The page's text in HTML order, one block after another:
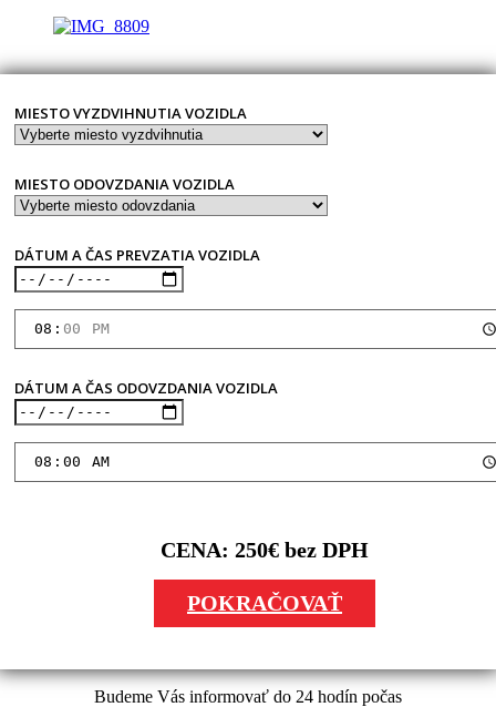
MIESTO VYZDVIHNUTIA VOZIDLA
MIESTO ODOVZDANIA VOZIDLA
DÁTUM A ČAS PREVZATIA VOZIDLA
DÁTUM A ČAS ODOVZDANIA VOZIDLA
CENA: 250€ bez DPH
POKRAČOVAŤ
Budeme Vás informovať do 24 hodín počas